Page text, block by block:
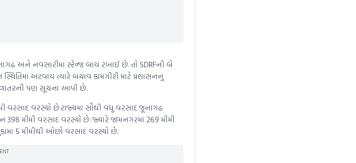
અને નવસારીમાં સ્ટેન્જ બાય રખાઈ છે. તો SDRFની બે
અટવાય ત્યારે બચાવ કામગીરી માટે પ્રશાસનનું
પણ સૂચના આપી છે.
વરસાદ વરસ્યો છે.રાજ્યમાં સૌથી વધુ વરસાદ જૂનાગઢ
398 મીમી વરસાદ વરસ્યો છે. જ્યારે જામનગરમાં 269 મીમી
5 મીમીથી ઓછો વરસાદ વરસ્યો છે.